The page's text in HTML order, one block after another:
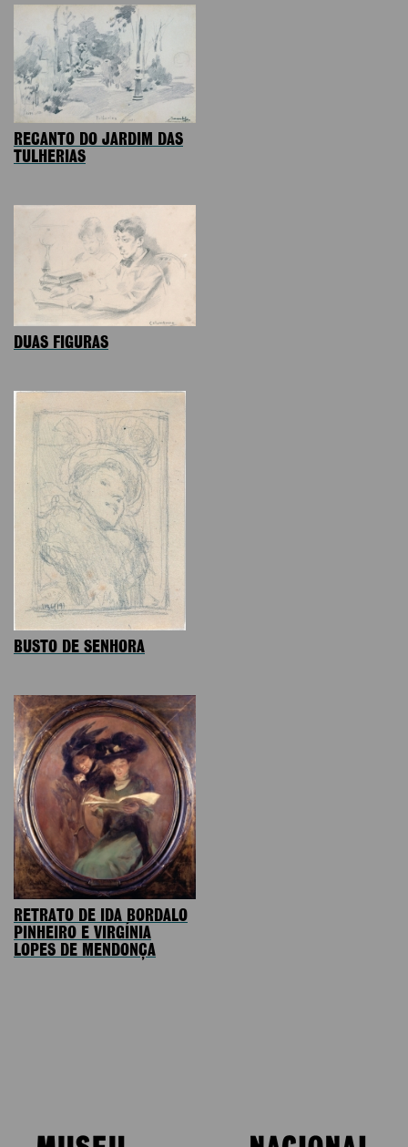
RECANTO DO JARDIM DAS
TULHERIAS
DUAS FIGURAS
BUSTO DE SENHORA
RETRATO DE IDA BORDALO
PINHEIRO E VIRGÍNIA
LOPES DE MENDONÇA